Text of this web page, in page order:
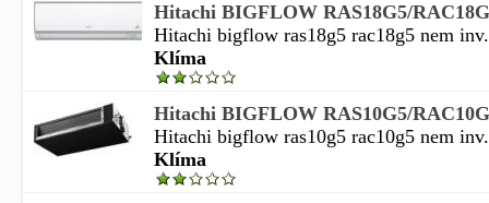
Hitachi BIGFLOW RAS18G5/
Hitachi bigflow ras18g5 rac18g5 nem
Klíma
Hitachi BIGFLOW RAS10G5/
Hitachi bigflow ras10g5 rac10g5 nem
Klíma